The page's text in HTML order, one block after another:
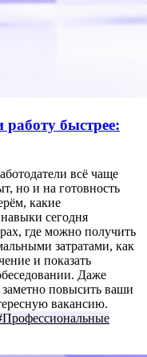
быстрее:
всё чаще
но и на готовность
какие
сегодня
где можно получить
затратами, как
и показать
Даже
повысить ваши
вакансию.